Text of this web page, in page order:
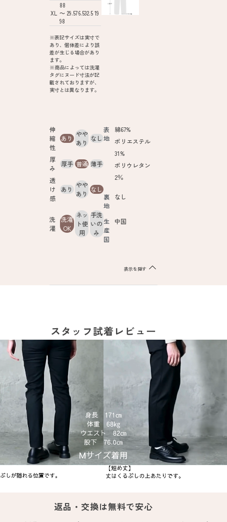
XL
88
～
98
29.576.532.519
※表記サイズは実寸で
あり、個体差により誤
差が生じる場合があり
ます。
※商品によっては洗濯
タグにヌード寸法が記
載されておりますが、
実寸とは異なります。
伸
縮
性
あり
やや
あり
なし
厚
み
厚手 普通 薄手
透
け
感
あり
やや
あり
なし
洗
濯
洗濯
OK
ネッ
ト使
用
手洗
いの
み
表
地
綿67%
ポリエステル
31%
ポリウレタン
2％
裏
地
なし
生
産
国
中国
表示を隠す
スタッフ試着レビュー
返品・交換は無料で安心